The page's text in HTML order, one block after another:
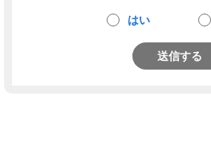
はい
送信する